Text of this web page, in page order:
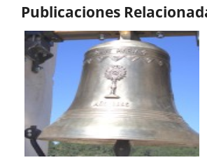
Publicaciones